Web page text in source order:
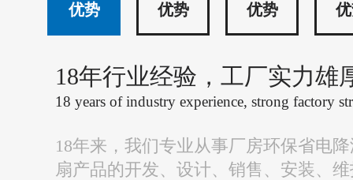
优势
优势
优势
18年行业经验，工厂实力雄
18 years of industry experience, strong factory
18年来，我们专业从事厂房环保省电
扇产品的开发、设计、销售、安装、